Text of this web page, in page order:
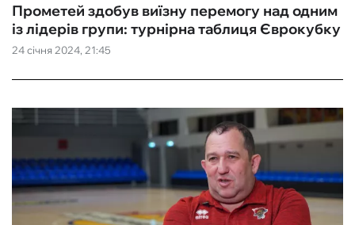
24 січня 2024, 21:45
Прометей здобув виїзну перемогу над одним
із лідерів групи: турнірна таблиця Єврокубку